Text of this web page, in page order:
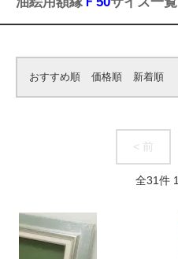
おすすめ順 価格順 新着順
< 前
全31件 1